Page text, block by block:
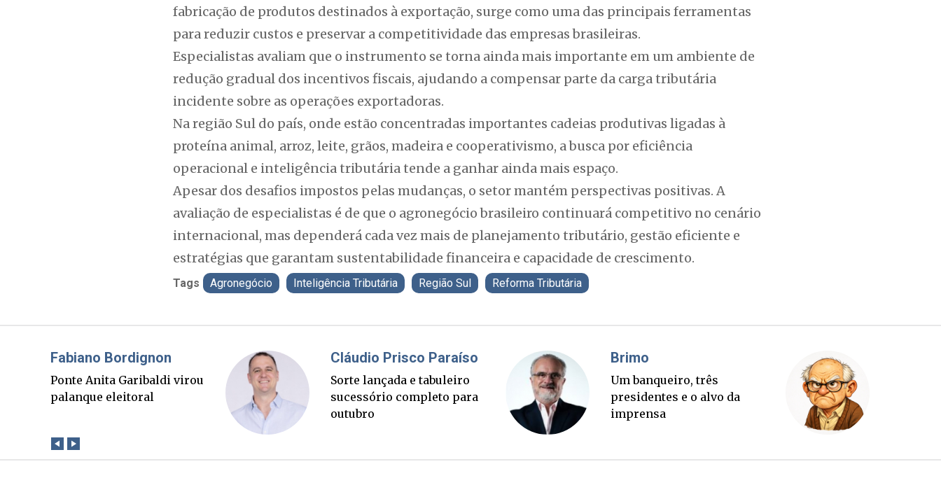
fabricação de produtos destinados à exportação, surge como uma das principais ferramentas
para reduzir custos e preservar a competitividade das empresas brasileiras.
Especialistas avaliam que o instrumento se torna ainda mais importante em um ambiente de
redução gradual dos incentivos fiscais, ajudando a compensar parte da carga tributária
incidente sobre as operações exportadoras.
Na região Sul do país, onde estão concentradas importantes cadeias produtivas ligadas à
proteína animal, arroz, leite, grãos, madeira e cooperativismo, a busca por eficiência
operacional e inteligência tributária tende a ganhar ainda mais espaço.
Apesar dos desafios impostos pelas mudanças, o setor mantém perspectivas positivas. A
avaliação de especialistas é de que o agronegócio brasileiro continuará competitivo no cenário
internacional, mas dependerá cada vez mais de planejamento tributário, gestão eficiente e
estratégias que garantam sustentabilidade financeira e capacidade de crescimento.
Tags Agronegócio Inteligência Tributária Região Sul Reforma Tributária
Misael Elias
O Boato corre mais rápido
que a verdade. Mas quem
Fabiano Bordignon
Ponte Anita Garibaldi virou
palanque eleitoral
Cláudio Prisco Paraíso
Sorte lançada e tabuleiro
sucessório completo para
outubro